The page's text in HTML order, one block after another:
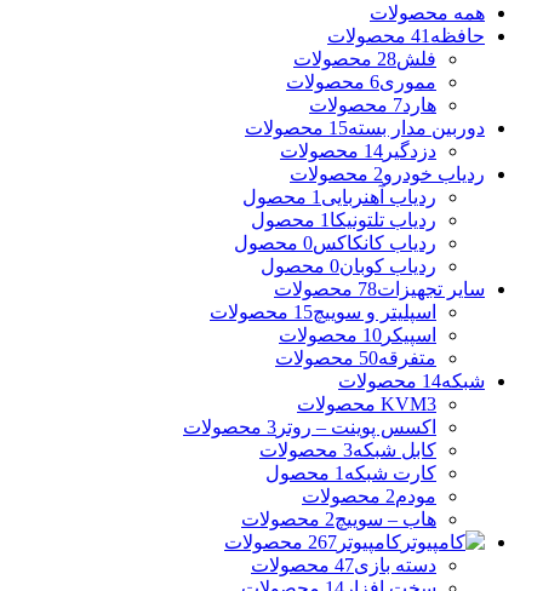
همه محصولات
حافظه 41 محصولات
فلش28 محصولات
مموری6 محصولات
هارد7 محصولات
دوربین مدار بسته15 محصولات
دزدگیر 14 محصولات
ردیاب خودرو2 محصولات
ردیاب آهنربایی 1 محصول
ردیاب تلتونیکا 1 محصول
ردیاب کانکاکس0 محصول
ردیاب کوبان0 محصول
سایر تجهیزات78 محصولات
اسپلیتر و سوییچ15 محصولات
اسپیکر 10 محصولات
متفرقه50 محصولات
شبکه14 محصولات
KVM3 محصولات
اکسس پوینت – روتر 3 محصولات
کابل شبکه3 محصولات
کارت شبکه 1 محصول
مودم2 محصولات
هاب – سوییچ2 محصولات
کامپیوتر 267 محصولات
دسته بازی47 محصولات